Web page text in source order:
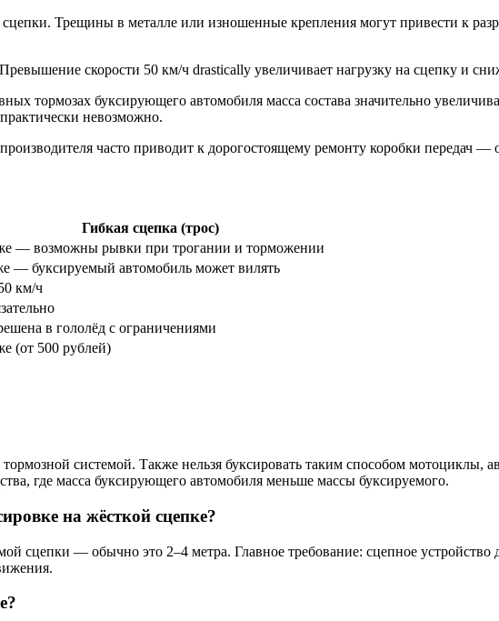
Трещины в металле или изношенные крепления могут привести к
скорости 50 км/ч drastically увеличивает нагрузку на сцепку и
тормозах буксирующего автомобиля масса состава значительно
невозможно.
часто приводит к дорогостоящему ремонту коробки передач —
Гибкая сцепка (трос)
— возможны рывки при трогании и торможении
— буксируемый автомобиль может вилять
км/ч
в гололёд с ограничениями
(от 500 рублей)
системой. Также нельзя буксировать таким способом мотоциклы,
где масса буксирующего автомобиля меньше массы буксируемого.
на жёсткой сцепке?
сцепки — обычно это 2–4 метра. Главное требование: сцепное